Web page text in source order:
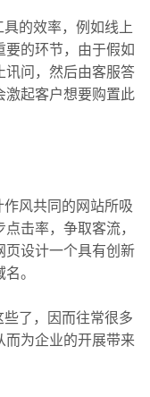
的效率，例如线上
要的环节，由于假如
讯问，然后由客服答
激起客户想要购置此
风共同的网站所吸
击率，争取客流，
页设计一个具有创新
。
了，因而往常很多
而为企业的开展带来